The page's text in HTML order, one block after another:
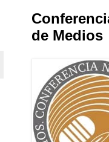
de Medios